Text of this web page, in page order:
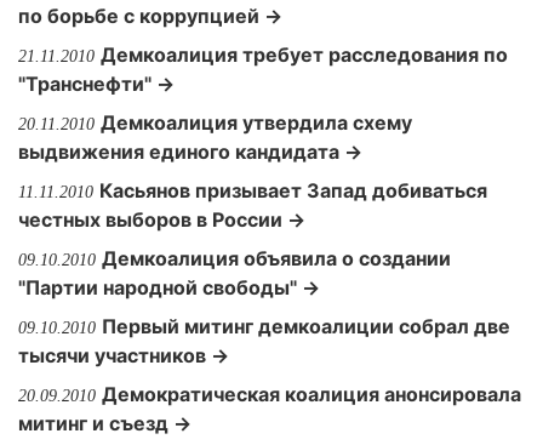
по борьбе с коррупцией →
21.11.2010 Демкоалиция требует расследования по
"Транснефти" →
20.11.2010 Демкоалиция утвердила схему
выдвижения единого кандидата →
11.11.2010 Касьянов призывает Запад добиваться
честных выборов в России →
09.10.2010 Демкоалиция объявила о создании
"Партии народной свободы" →
09.10.2010 Первый митинг демкоалиции собрал две
тысячи участников →
20.09.2010 Демократическая коалиция анонсировала
митинг и съезд →